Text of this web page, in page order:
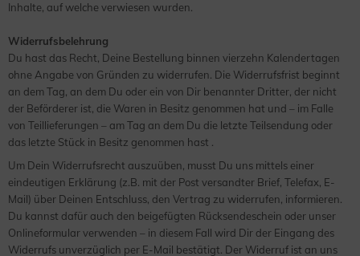
Inhalte, auf welche verwiesen wurden.
Widerrufsbelehrung
Du hast das Recht, Deine Bestellung binnen vierzehn Kalendertagen
ohne Angabe von Gründen zu widerrufen. Die Widerrufsfrist beginnt
an dem Tag, an dem Du oder ein von Dir benannter Dritter, der nicht
der Beförderer ist, die Waren in Besitz genommen hat und – im Falle
von Teillieferungen – am Tag an dem Du die letzte Teilsendung oder
das letzte Stück in Besitz genommen hast .
Um Dein Widerrufsrecht auszuüben, musst Du uns mittels einer
eindeutigen Erklärung (z.B. mit der Post versandter Brief, Telefax, E-
Mail) über Deinen Entschluss, den Vertrag zu widerrufen, informieren.
Du kannst dafür auch den beigefügten Rücksendeschein oder unser
Onlineformular verwenden – in diesem Fall wird Dir der Eingang des
Widerrufs unverzüglich per E-Mail bestätigt. Der Widerruf ist an uns